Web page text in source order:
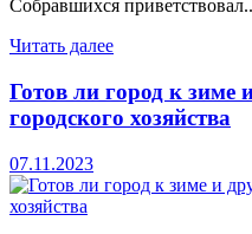
Собравшихся
Читать далее
Готов ли город к зиме
городского хозяйства
07.11.2023